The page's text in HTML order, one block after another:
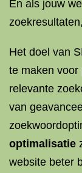
En als jouw
Het doel van
te maken voor
relevante
van
optimalisatie
website beter